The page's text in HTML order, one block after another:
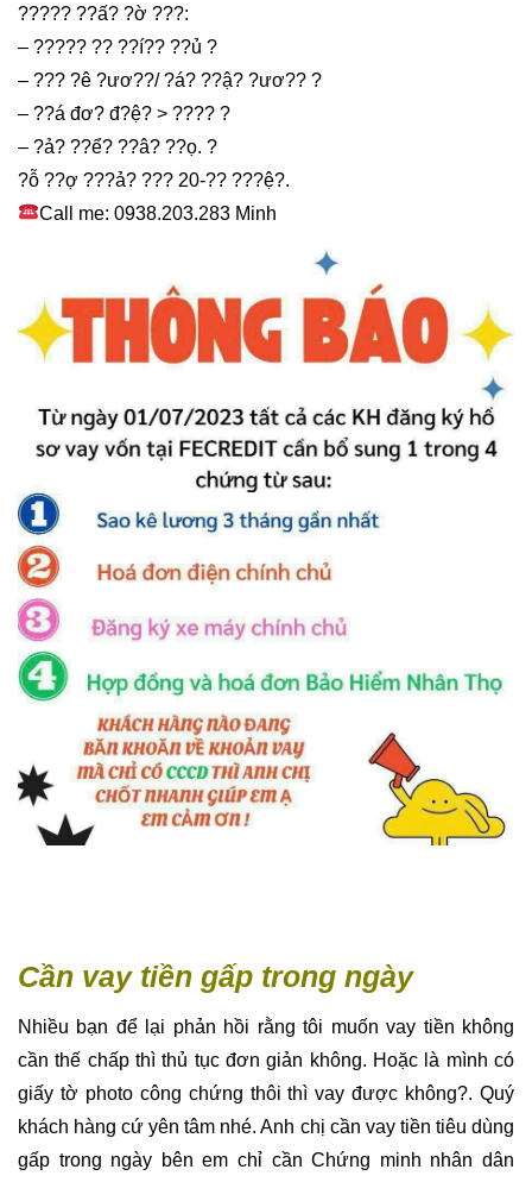
????? ??ấ? ?ờ ???:
– ????? ?? ??í?? ??ủ ?
– ??? ?ê ?ươ??/ ?á? ??ậ? ?ươ?? ?
– ??á đơ? đ?ệ? > ???? ?
– ?ả? ??ể? ??â? ??ọ. ?
?ỗ ??ợ ???ả? ??? 20-?? ???ệ?.
Call me: 0938.203.283 Minh
Cần vay tiền gấp trong ngày
Nhiều bạn để lại phản hồi rằng tôi muốn vay tiền không
cần thế chấp thì thủ tục đơn giản không. Hoặc là mình có
giấy tờ photo công chứng thôi thì vay được không?. Quý
khách hàng cứ yên tâm nhé. Anh chị cần vay tiền tiêu dùng
gấp trong ngày bên em chỉ cần Chứng minh nhân dân